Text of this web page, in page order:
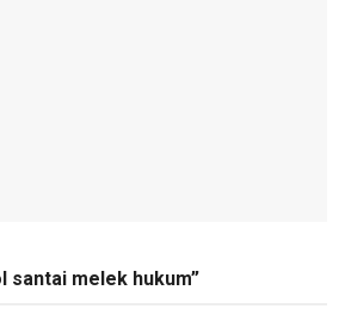
santai melek hukum”